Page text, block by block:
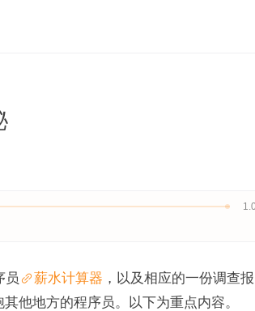
员 薪水计算器 ，以及相应的一份调查报
他地方的程序员。以下为重点内容。